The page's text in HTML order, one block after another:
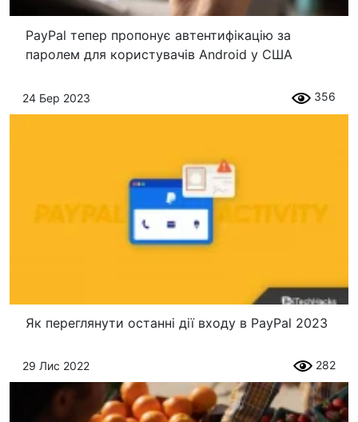
PayPal тепер пропонує автентифікацію за
паролем для користувачів Android у США
24 Бер 2023 356
Як переглянути останні дії входу в PayPal 2023
29 Лис 2022 282